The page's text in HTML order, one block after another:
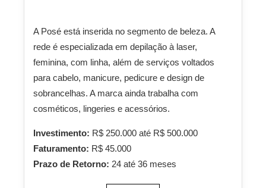
A Posé está inserida no segmento de beleza. A
rede é especializada em depilação à laser,
feminina, com linha, além de serviços voltados
para cabelo, manicure, pedicure e design de
sobrancelhas. A marca ainda trabalha com
cosméticos, lingeries e acessórios.
Investimento: R$ 250.000 até R$ 500.000
Faturamento: R$ 45.000
Prazo de Retorno: 24 até 36 meses